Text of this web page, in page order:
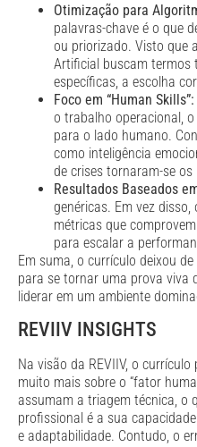
Otimização para
palavras-chave é o que
ou priorizado. Visto que
Artificial buscam termos
específicas, a escolha
Foco em “Human Skills”:
o trabalho operacional,
para o lado humano.
como inteligência
de crises tornaram-se
Resultados Baseados
genéricas. Em vez
métricas que
para escalar a
Em suma, o currículo deixou
para se tornar uma prova viva
liderar em um ambiente
REVIIV INSIGHTS
Na visão da REVIIV, o
muito mais sobre o “fator
assumam a triagem técnica, o
profissional é a sua
e adaptabilidade. Contudo, o